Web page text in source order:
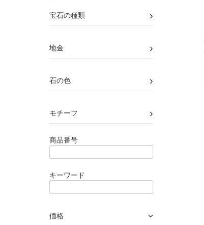
宝石の種類 ›
地金 ›
石の色 ›
モチーフ ›
商品番号
キーワード
価格 ›